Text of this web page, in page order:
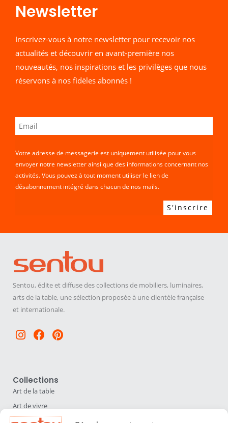
Newsletter​
Inscrivez-vous à notre newsletter pour recevoir nos
actualités et découvrir en avant-première nos
nouveautés, nos inspirations et les privilèges que nous
réservons à nos fidèles abonnés !
Votre adresse de messagerie est uniquement utilisée pour vous
envoyer notre newsletter ainsi que des informations concernant nos
activités. Vous pouvez à tout moment utiliser le lien de
désabonnement intégré dans chacun de nos mails.
Sentou, édite et diffuse des collections de mobiliers, luminaires,
arts de la table, une sélection proposée à une clientèle française
et internationale.
Instagram
Facebook
Pinterest
Collections
Art de la table
Art de vivre
Déco